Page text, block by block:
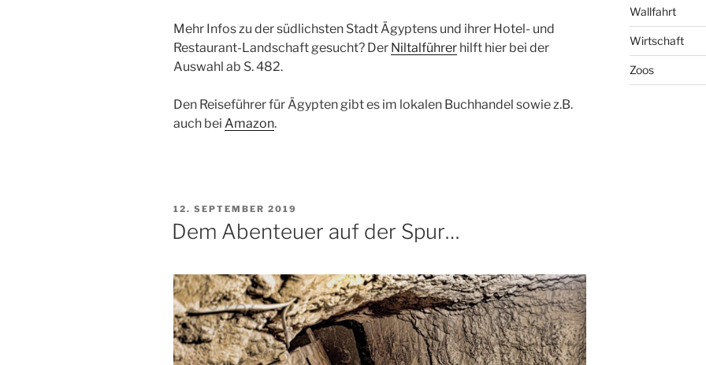
Mehr Infos zu der südlichsten Stadt Ägyptens und ihrer Hotel- und
Restaurant-Landschaft gesucht? Der Niltalführer hilft hier bei der
Auswahl ab S. 482.
Den Reiseführer für Ägypten gibt es im lokalen Buchhandel sowie z.B.
auch bei Amazon.
VERÖFFENTLICHT
AM
12. SEPTEMBER 2019
Dem Abenteuer auf der Spur…
Wallfahrt
Wirtschaft
Zoos